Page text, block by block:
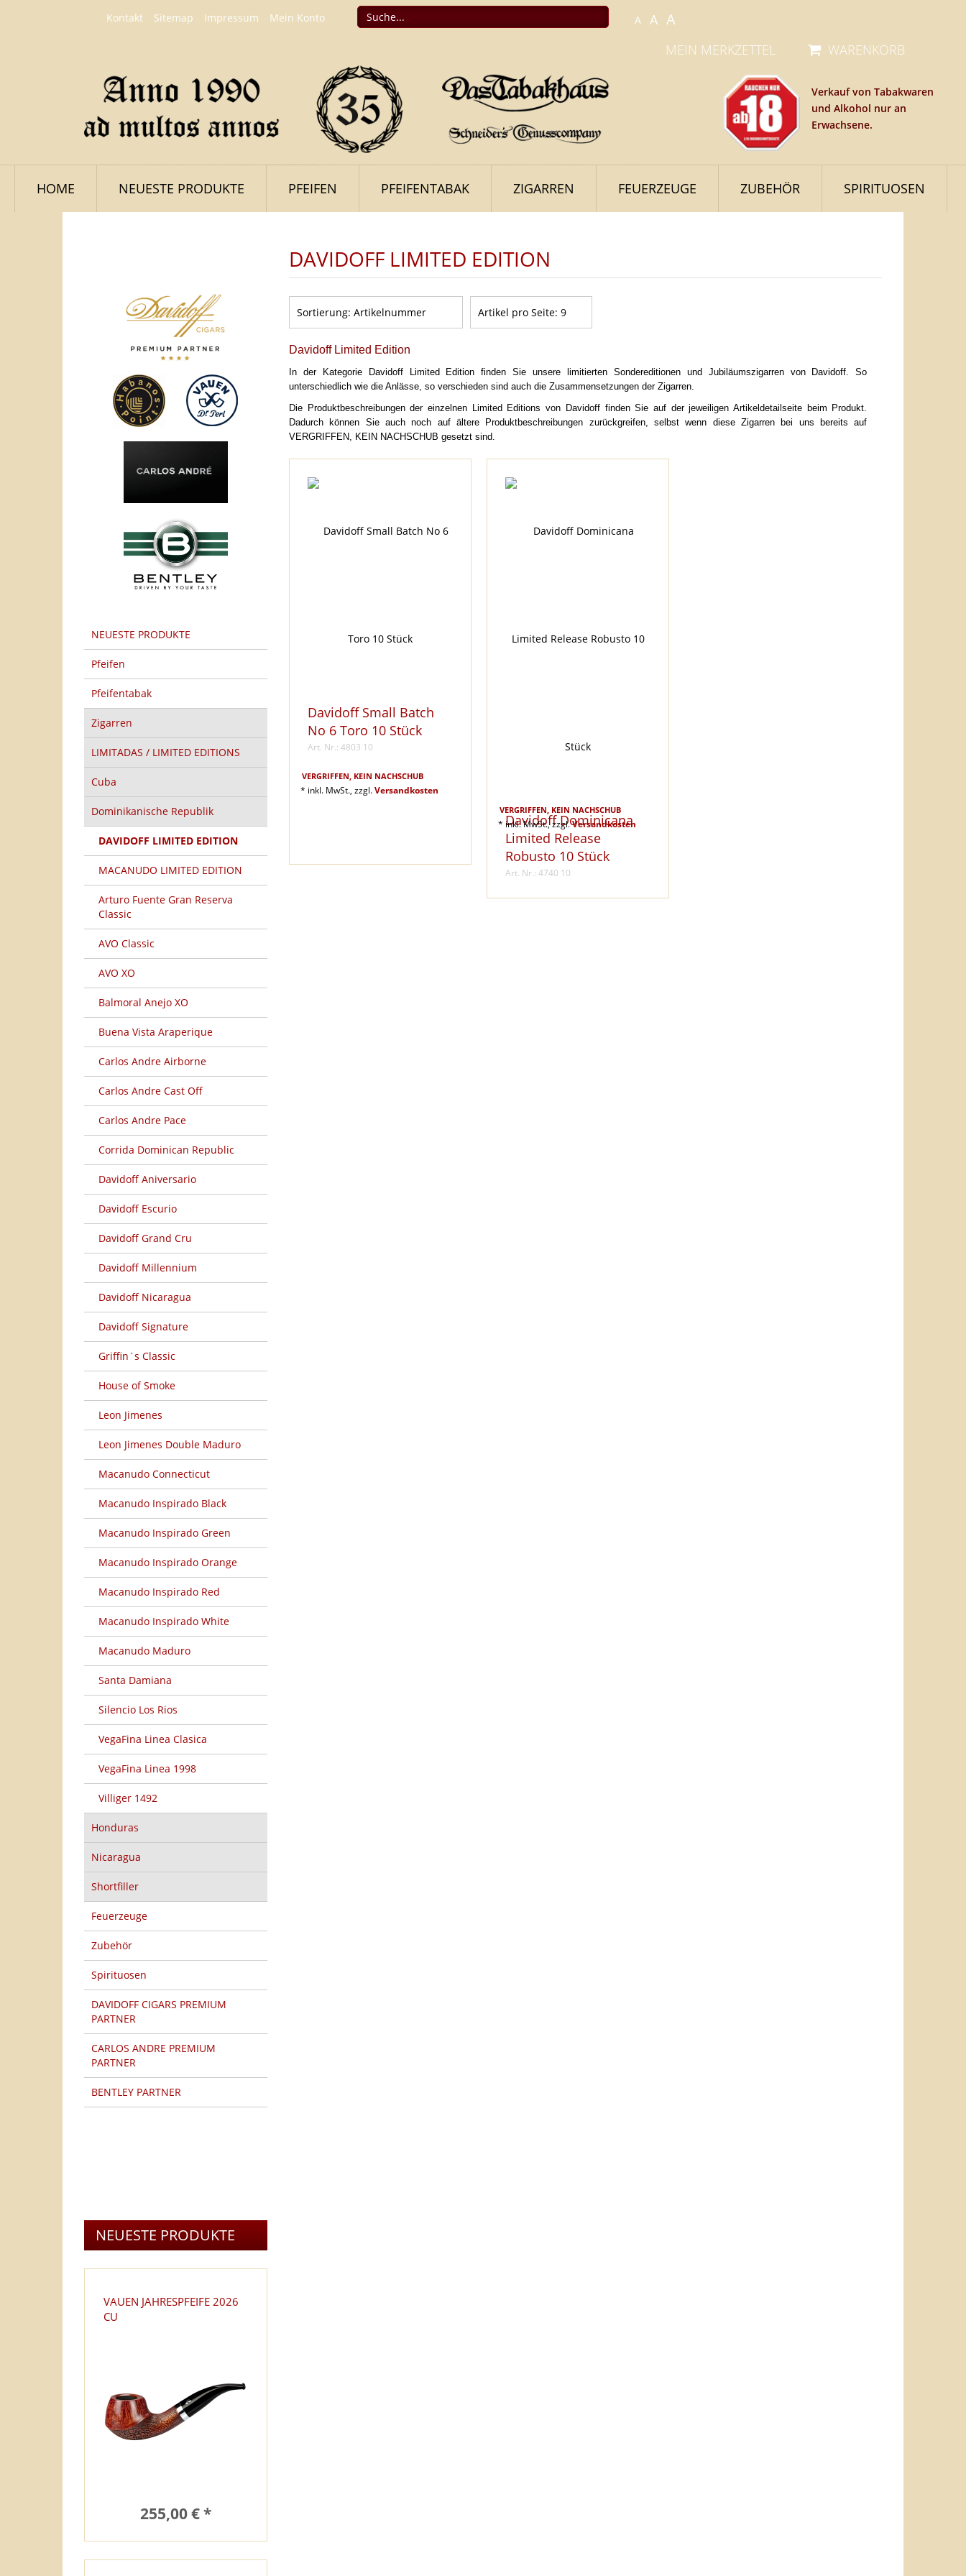
Kontakt Sitemap Impressum Mein Konto A A A
WARENKORB
Verkauf von Tabakwaren
und Alkohol nur an
Erwachsene.
MEIN MERKZETTEL
HOME NEUESTE PRODUKTE PFEIFEN PFEIFENTABAK ZIGARREN FEUERZEUGE ZUBEHÖR SPIRITUOSEN
NEUESTE PRODUKTE
Pfeifen
Pfeifentabak
Zigarren
LIMITADAS / LIMITED EDITIONS
Cuba
Dominikanische Republik
DAVIDOFF LIMITED EDITION
MACANUDO LIMITED EDITION
Arturo Fuente Gran Reserva
Classic
AVO Classic
AVO XO
Balmoral Anejo XO
Buena Vista Araperique
Carlos Andre Airborne
Carlos Andre Cast Off
Carlos Andre Pace
Corrida Dominican Republic
Davidoff Aniversario
Davidoff Escurio
Davidoff Grand Cru
Davidoff Millennium
Davidoff Nicaragua
Davidoff Signature
Griffin`s Classic
House of Smoke
Leon Jimenes
Leon Jimenes Double Maduro
Macanudo Connecticut
Macanudo Inspirado Black
Macanudo Inspirado Green
Macanudo Inspirado Orange
Macanudo Inspirado Red
Macanudo Inspirado White
Macanudo Maduro
Santa Damiana
Silencio Los Rios
VegaFina Linea Clasica
VegaFina Linea 1998
Villiger 1492
Honduras
Nicaragua
Shortfiller
Feuerzeuge
Zubehör
Spirituosen
DAVIDOFF CIGARS PREMIUM
PARTNER
CARLOS ANDRE PREMIUM
PARTNER
BENTLEY PARTNER
NEUESTE PRODUKTE
VAUEN JAHRESPFEIFE 2026
CU
255,00 € *
DAVIDOFF LIMITED EDITION
Sortierung: Artikelnummer Artikel pro Seite: 9
Davidoff Limited Edition
In der Kategorie Davidoff Limited Edition finden Sie unsere limitierten Sondereditionen und Jubiläumszigarren von Davidoff. So
unterschiedlich wie die Anlässe, so verschieden sind auch die Zusammensetzungen der Zigarren.
Die Produktbeschreibungen der einzelnen Limited Editions von Davidoff finden Sie auf der jeweiligen Artikeldetailseite beim Produkt.
Dadurch können Sie auch noch auf ältere Produktbeschreibungen zurückgreifen, selbst wenn diese Zigarren bei uns bereits auf
VERGRIFFEN, KEIN NACHSCHUB gesetzt sind.
Davidoff Small Batch
No 6 Toro 10 Stück
VERGRIFFEN, KEIN NACHSCHUB
Art. Nr.: 4803 10
* inkl. MwSt., zzgl.Versandkosten
Davidoff Dominicana
Limited Release
Robusto 10 Stück
VERGRIFFEN, KEIN NACHSCHUB
Art. Nr.: 4740 10
* inkl. MwSt., zzgl.Versandkosten